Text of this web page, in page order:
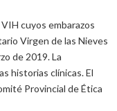
cuyos embarazos
Virgen de las Nieves
de 2019. La
historias clínicas. El
Provincial de Ética